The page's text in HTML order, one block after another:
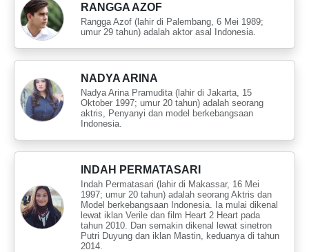
RANGGA AZOF
Rangga Azof (lahir di Palembang, 6 Mei 1989;
umur 29 tahun) adalah aktor asal Indonesia.
NADYA ARINA
Nadya Arina Pramudita (lahir di Jakarta, 15
Oktober 1997; umur 20 tahun) adalah seorang
aktris, Penyanyi dan model berkebangsaan
Indonesia.
INDAH PERMATASARI
Indah Permatasari (lahir di Makassar, 16 Mei
1997; umur 20 tahun) adalah seorang Aktris dan
Model berkebangsaan Indonesia. Ia mulai dikenal
lewat iklan Verile dan film Heart 2 Heart pada
tahun 2010. Dan semakin dikenal lewat sinetron
Putri Duyung dan iklan Mastin, keduanya di tahun
2014.